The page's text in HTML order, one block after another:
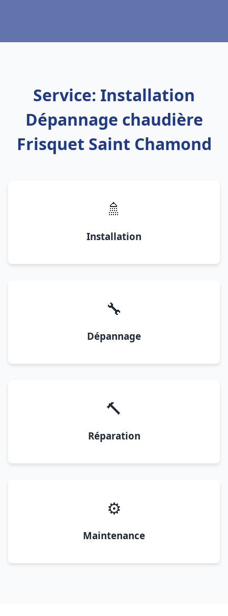
Service: Installation
Dépannage chaudière
Frisquet Saint Chamond
🚿
Installation
🔧
Dépannage
🔨
Réparation
⚙️
Maintenance